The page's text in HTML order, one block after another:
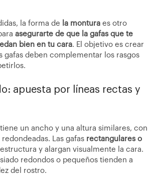
la forma de la montura es otro
asegurarte de que la gafas que te
bien en tu cara. El objetivo es crear
gafas deben complementar los rasgos
apuesta por líneas rectas y
un ancho y una altura similares, con
Las gafas rectangulares o
y alargan visualmente la cara.
redondos o pequeños tienden a
del rostro.